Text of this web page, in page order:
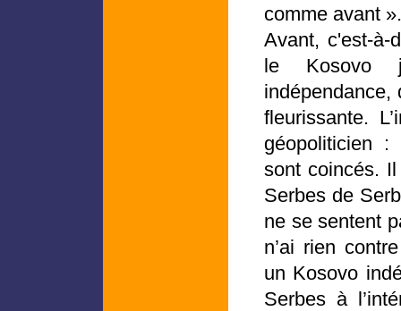
comme avant ».
Avant, c'est-à-
le Kosovo
indépendance,
fleurissante.
géopoliticien
sont coincés.
Serbes de
ne se sentent
n’ai rien
un Kosovo
Serbes à